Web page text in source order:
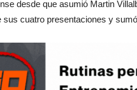
desde que asumió Martin
sus cuatro presentaciones y